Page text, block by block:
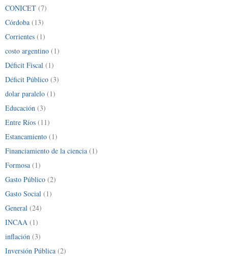
CONICET (7)
Córdoba (13)
Corrientes (1)
costo argentino (1)
Déficit Fiscal (1)
Déficit Público (3)
dolar paralelo (1)
Educación (3)
Entre Ríos (11)
Estancamiento (1)
Financiamiento de la ciencia (1)
Formosa (1)
Gasto Público (2)
Gasto Social (1)
General (24)
INCAA (1)
inflación (3)
Inversión Pública (2)